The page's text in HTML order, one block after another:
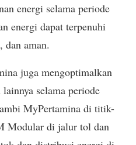
energi selama periode
energi dapat terpenuhi
dan aman.
juga mengoptimalkan
selama periode
MyPertamina di titik-
Modular di jalur tol dan